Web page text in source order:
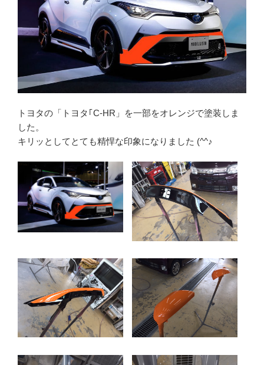
トヨタの「トヨタ｢C-HR」を一部をオレンジで塗装しま
した。
キリッとしてとても精悍な印象になりました (^^♪